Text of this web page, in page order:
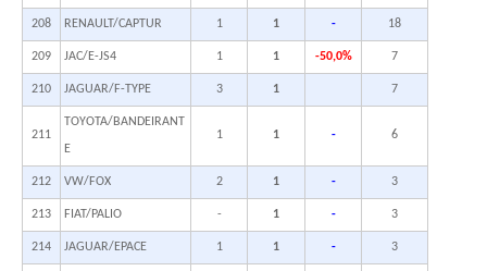
208 RENAULT/CAPTUR 1 1 - 18
209 JAC/E-JS4 1 1 -50,0% 7
210 JAGUAR/F-TYPE 3 1 7
211
TOYOTA/BANDEIRANT
E
1 1 - 6
212 VW/FOX 2 1 - 3
213 FIAT/PALIO - 1 - 3
214 JAGUAR/EPACE 1 1 - 3